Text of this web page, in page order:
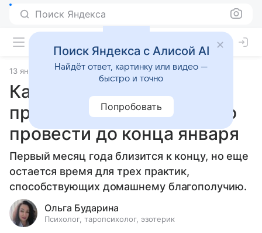
Поиск Яндекса
13 января 2026 Источник: Гороскопы Mail Статьи
Каша, вода и тишина: три
практики, которые можно
провести до конца января
Первый месяц года близится к концу, но еще
остается время для трех практик,
способствующих домашнему благополучию.
Ольга Бударина
Психолог, таропсихолог, эзотерик
Поиск Яндекса с Алисой AI
Найдёт ответ, картинку или видео —
быстро и точно
Попробовать